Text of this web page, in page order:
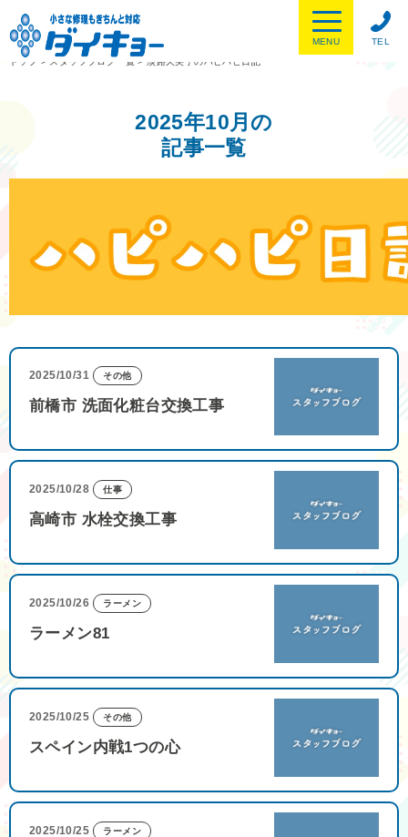
TEL
MENU
トップ
> スタッフブログ一覧 > 淡路久美子のハピハピ日記
2025年10月の
記事一覧
2025/10/31 その他
前橋市 洗面化粧台交換工事
2025/10/28 仕事
高崎市 水栓交換工事
2025/10/26 ラーメン
ラーメン81
2025/10/25 その他
スペイン内戦1つの心
2025/10/25 ラーメン